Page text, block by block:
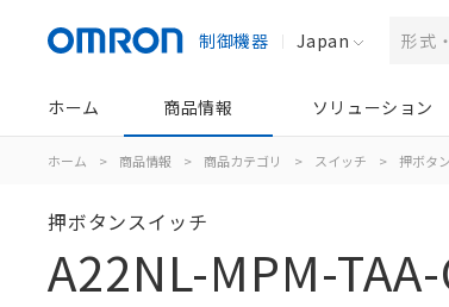
制御機器 Japan
ホーム 商品情報 ソリューション
ホーム > 商品情報 > 商品カテゴリ > スイッチ > 押ボタ
押ボタンスイッチ
A22NL-MPM-